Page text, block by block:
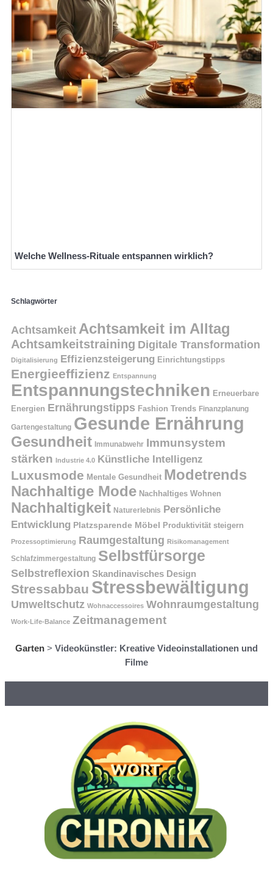
Welche Wellness-Rituale entspannen wirklich?
Schlagwörter
Achtsamkeit Achtsamkeit im Alltag
Achtsamkeitstraining Digitale Transformation
Digitalisierung Effizienzsteigerung Einrichtungstipps
Energieeffizienz Entspannung
Entspannungstechniken Erneuerbare
Energien Ernährungstipps Fashion Trends Finanzplanung
Gartengestaltung Gesunde Ernährung
Gesundheit Immunabwehr Immunsystem
stärken Industrie 4.0 Künstliche Intelligenz
Luxusmode Mentale Gesundheit Modetrends
Nachhaltige Mode Nachhaltiges Wohnen
Nachhaltigkeit Naturerlebnis Persönliche
Entwicklung Platzsparende Möbel Produktivität steigern
Prozessoptimierung Raumgestaltung Risikomanagement
Schlafzimmergestaltung Selbstfürsorge
Selbstreflexion Skandinavisches Design
Stressabbau Stressbewältigung
Umweltschutz Wohnaccessoires Wohnraumgestaltung
Work-Life-Balance Zeitmanagement
Garten > Videokünstler: Kreative Videoinstallationen und
Filme